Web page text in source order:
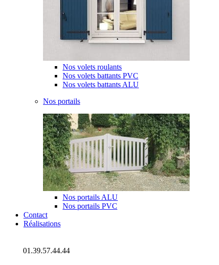
Nos volets roulants
Nos volets battants PVC
Nos volets battants ALU
Nos portails
Nos portails ALU
Nos portails PVC
Contact
Réalisations
01.39.57.44.44